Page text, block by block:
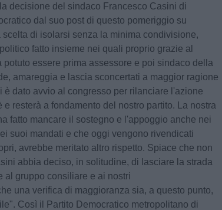
decisione del sindaco Francesco Casini di
dal suo post di questo pomeriggio su
scelta di isolarsi senza la minima condivisione,
fatto insieme nei quali proprio grazie al
potuto essere prima assessore e poi sindaco della
amareggia e lascia sconcertati a maggior ragione
è dato avvio al congresso per rilanciare l'azione
e resterà a fondamento del nostro partito. La nostra
fatto mancare il sostegno e l'appoggio anche nei
suoi mandati e che oggi vengono rivendicati
avrebbe meritato altro rispetto. Spiace che non
abbia deciso, in solitudine, di lasciare la strada
al gruppo consiliare e ai nostri
una verifica di maggioranza sia, a questo punto,
Così il Partito Democratico metropolitano di